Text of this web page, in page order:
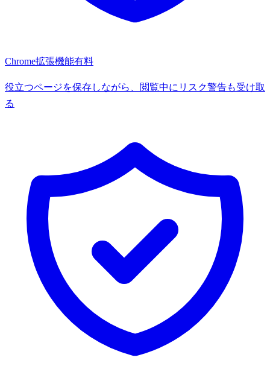
Chrome拡張機能有料
役立つページを保存しながら、閲覧中にリスク警告も受け取
る